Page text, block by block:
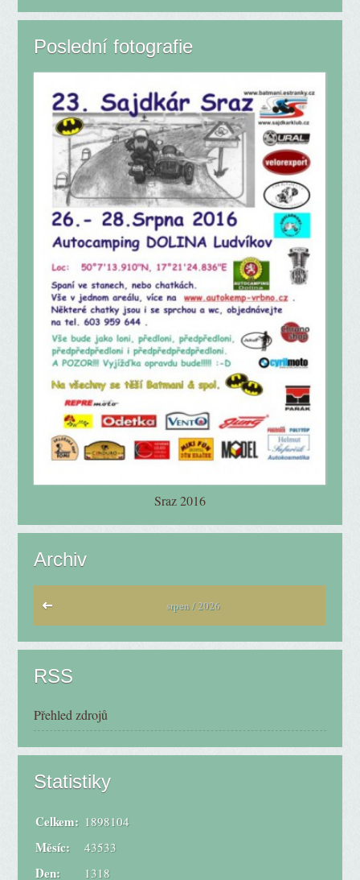
Poslední fotografie
Sraz 2016
Archiv
srpen / 2026
RSS
Přehled zdrojů
Statistiky
Celkem: 1898104
Měsíc: 43533
Den: 1318